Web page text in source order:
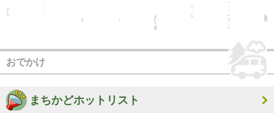
おでかけ
まちかどホットリスト